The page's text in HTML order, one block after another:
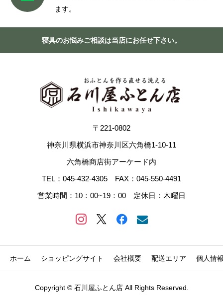
ます。
寝具のお悩みご相談は当店にお任せ下さい。
〒221-0802
神奈川県横浜市神奈川区六角橋1-10-11
六角橋商店街アーケード内
TEL：045-432-4305 FAX：045-550-4491
営業時間：10：00~19：00 定休日：木曜日
ホーム ショッピングサイト 会社概要 配送エリア 個人情
Copyright © 石川屋ふとん店 All Rights Reserved.